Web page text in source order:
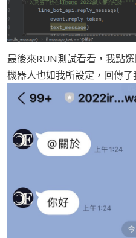
最後來RUN測試看看，我點
機器人也如我所設定，回傳了